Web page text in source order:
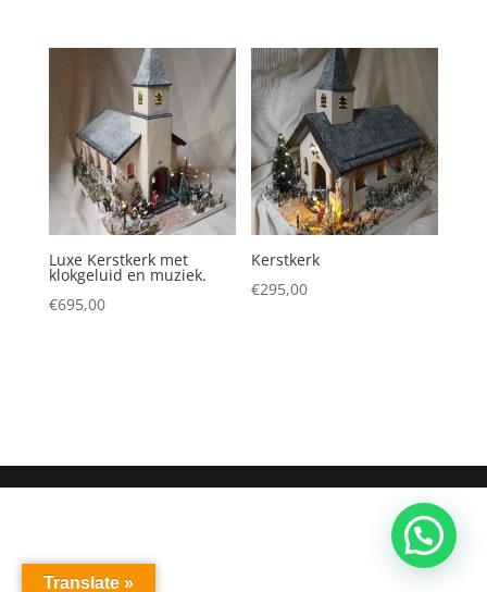
Luxe Kerstkerk met
klokgeluid en muziek.
€695,00
Kerstkerk
€295,00
Translate »